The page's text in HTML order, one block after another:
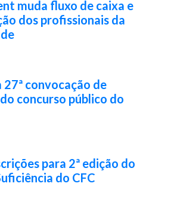
muda fluxo de caixa e
dos profissionais da
27ª convocação de
concurso público do
para 2ª edição do
do CFC